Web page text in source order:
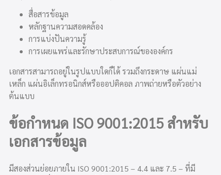
สื่อสารข้อมูล
หลักฐานความสอดคล้อง
การแบ่งปันความรู้
การเผยแพร่และรักษาประสบการณ์ขององค์กร
เอกสารสามารถอยู่ในรูปแบบใดก็ได้ รวมถึงกระดาษ แผ่นแม่
เหล็ก แผ่นอิเล็กทรอนิกส์หรือออปติคอล ภาพถ่ายหรือตัวอย่าง
ต้นแบบ
ข้อกำหนด ISO 9001:2015 สำหรับ
เอกสารข้อมูล
มีสองส่วนย่อยภายใน ISO 9001:2015 – 4.4 และ 7.5 – ที่มี